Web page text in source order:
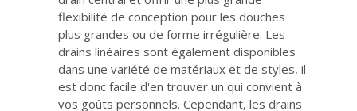
flexibilité de conception pour les douches
plus grandes ou de forme irrégulière. Les
drains linéaires sont également disponibles
dans une variété de matériaux et de styles, il
est donc facile d'en trouver un qui convient à
vos goûts personnels. Cependant, les drains